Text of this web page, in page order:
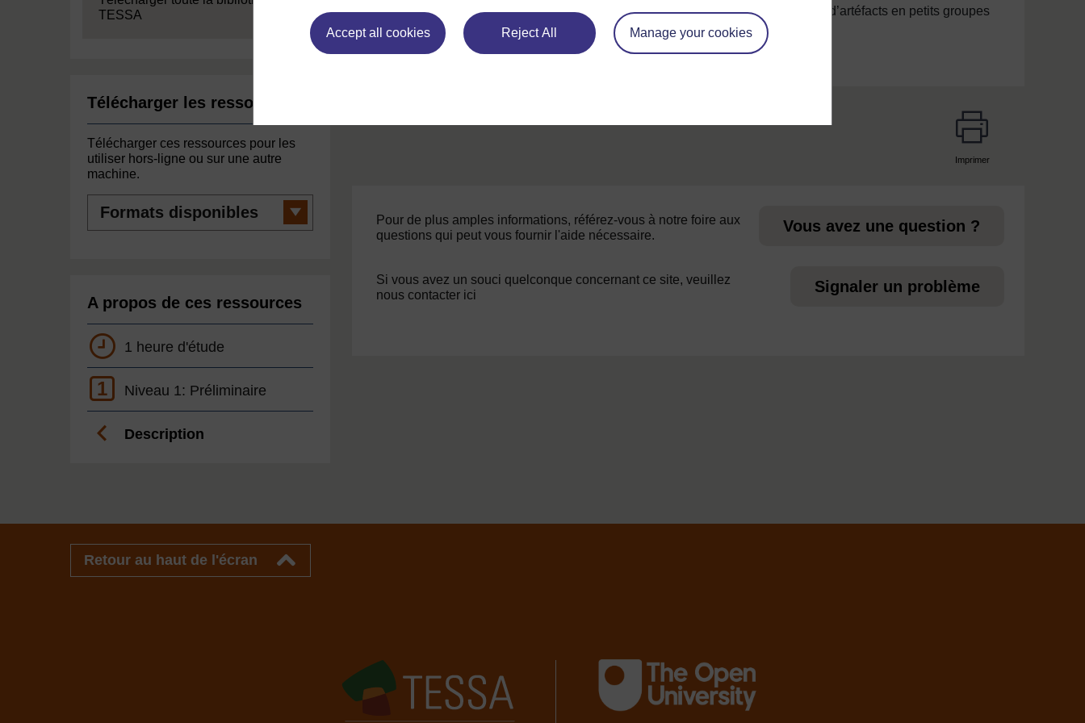
Accept all cookies Reject All Manage your cookies
TESSA
Télécharger les ressources
Télécharger ces ressources pour les
utiliser hors-ligne ou sur une autre
machine.
disponibles
A propos de ces ressources
1 heure d'étude
1 Niveau 1: Préliminaire
Description
Ressource 3: Dates clés du chemin vers
l'indépendance
1. Discuter d’artéfacts en petits groupes
Imprimer
Pour de plus amples informations, référez-vous à notre foire aux
questions qui peut vous fournir l'aide nécessaire.
Vous avez une question ?
Si vous avez un souci quelconque concernant ce site, veuillez
nous contacter ici
Signaler un problème
Retour au haut de l'écran